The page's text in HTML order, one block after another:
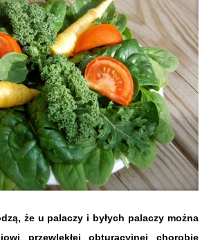
że u palaczy i byłych palaczy można
przewlekłej obturacyjnej chorobie